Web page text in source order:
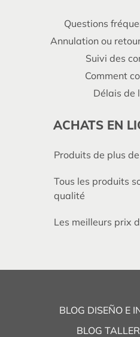
Questions
Annulation ou
Suivi des
Comment
Délais de
ACHATS EN
Produits de plus
Tous les produits
qualité
Les meilleurs prix
BLOG DISEÑO E
BLOG